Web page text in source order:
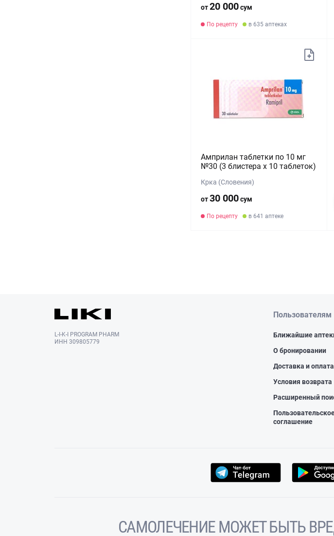
от20 000сум
По рецепту в 635 аптеках
Амприлан таблетки по 10 мг
№30 (3 блистера х 10 таблеток)
Крка (Словения)
от30 000сум
По рецепту в 641 аптеке
L-I-K-I PROGRAM PHARM
ИНН 309805779
Пользователям
Ближайшие
О бронировании
Доставка и оплата
Условия возврата
Расширенный
соглашение
САМОЛЕЧЕНИЕ МОЖЕТ БЫТЬ